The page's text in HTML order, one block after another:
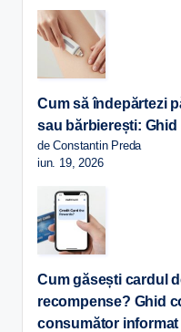
Cum să îndepărtezi
sau bărbierești:
de Constantin Preda
iun. 19, 2026
Cum găsești cardul
recompense? Ghid
consumător informat